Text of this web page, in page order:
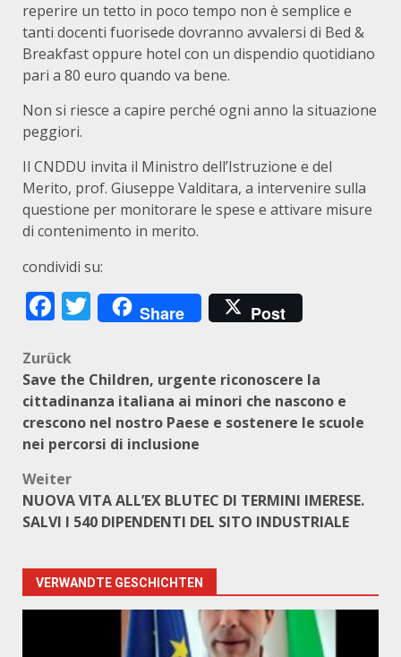
reperire un tetto in poco tempo non è semplice e
tanti docenti fuorisede dovranno avvalersi di Bed &
Breakfast oppure hotel con un dispendio quotidiano
pari a 80 euro quando va bene.
Non si riesce a capire perché ogni anno la situazione
peggiori.
Il CNDDU invita il Ministro dell’Istruzione e del
Merito, prof. Giuseppe Valditara, a intervenire sulla
questione per monitorare le spese e attivare misure
di contenimento in merito.
condividi su:
Facebook
Twitter
Share Post
Beitragsnavigation
Zurück
Save the Children, urgente riconoscere la
cittadinanza italiana ai minori che nascono e
crescono nel nostro Paese e sostenere le scuole
nei percorsi di inclusione
Weiter
NUOVA VITA ALL’EX BLUTEC DI TERMINI IMERESE.
SALVI I 540 DIPENDENTI DEL SITO INDUSTRIALE
VERWANDTE GESCHICHTEN